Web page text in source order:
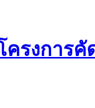
รงการคั